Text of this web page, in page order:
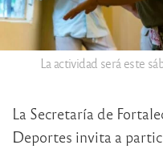
La actividad será este
La Secretaría de
Deportes invita a